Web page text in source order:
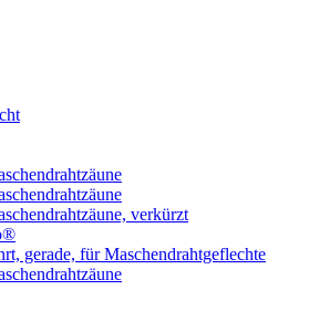
verkürzt
gerade, für Maschendrahtgeflechte